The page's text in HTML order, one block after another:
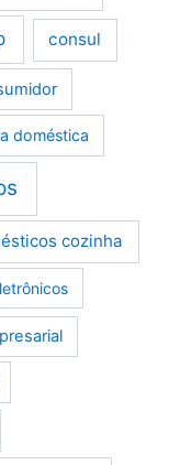
consul
doméstica
cozinha